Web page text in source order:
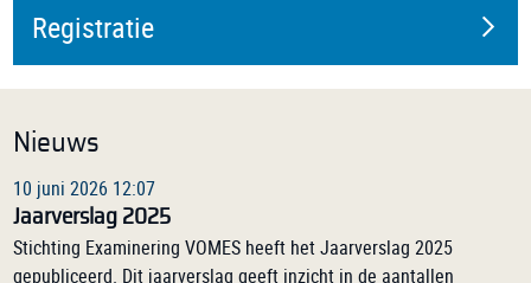
Contact
Registratie
Nieuws
10 juni 2026 12:07
Jaarverslag 2025
Stichting Examinering VOMES heeft het Jaarverslag 2025
gepubliceerd. Dit jaarverslag geeft inzicht in de aantallen